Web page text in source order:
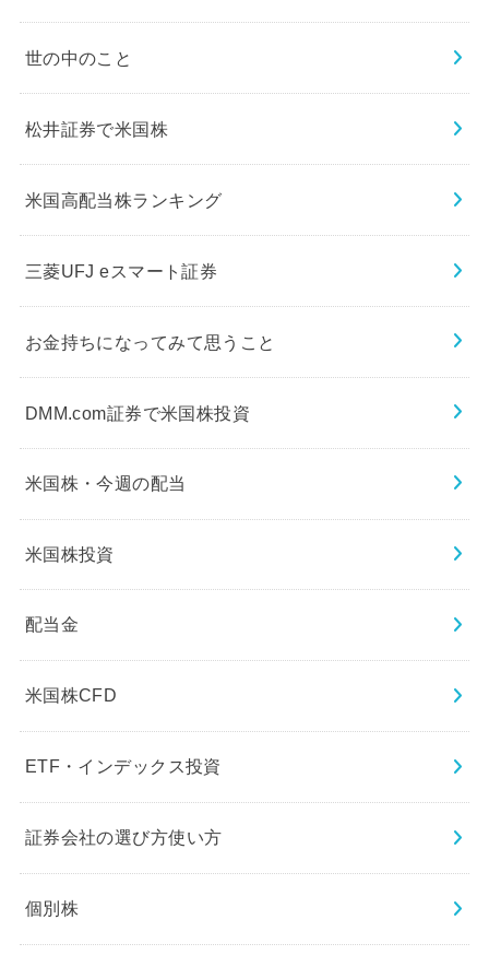
世の中のこと
松井証券で米国株
米国高配当株ランキング
三菱UFJ eスマート証券
お金持ちになってみて思うこと
DMM.com証券で米国株投資
米国株・今週の配当
米国株投資
配当金
米国株CFD
ETF・インデックス投資
証券会社の選び方使い方
個別株